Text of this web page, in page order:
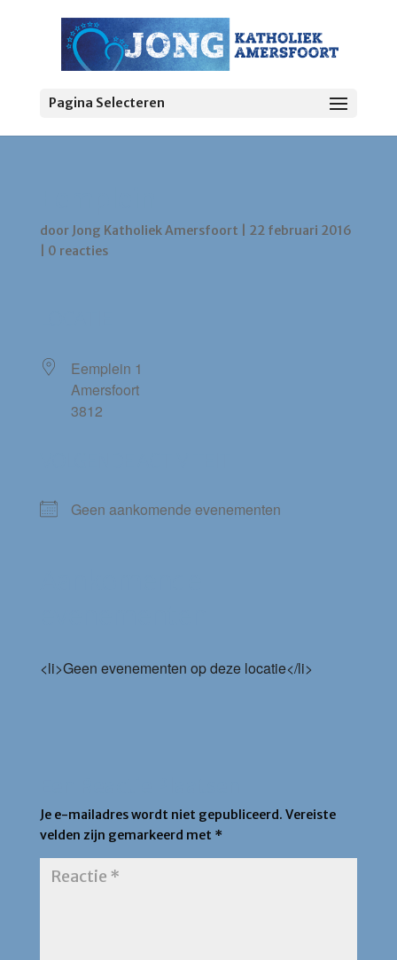
Pagina Selecteren
door Jong Katholiek Amersfoort
22 februari 2016
0 reacties
Eemplein 1
Amersfoort
3812
Geen aankomende evenementen
<li>Geen evenementen op deze locatie</li>
Je e-mailadres wordt niet gepubliceerd. Vereiste
velden zijn gemarkeerd met *